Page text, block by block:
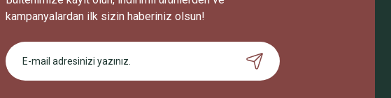
kampanyalardan ilk sizin haberiniz olsun!